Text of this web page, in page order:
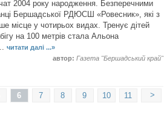
2004 року народження. Безперечними
Бершадської РДЮСШ «Ровесник», які з
місце у чотирьох видах. Тренує дітей
на 100 метрів стала Альона
читати далі ...»
автор: Газета "Бершадський край"
>
11
10
9
8
7
6